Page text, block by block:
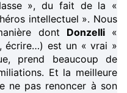
», du fait de la «
intellectuel ». Nous
dont
Donzelli «
écrire…) est un « vrai »
prend beaucoup de
Et la meilleure
ne pas renoncer à son